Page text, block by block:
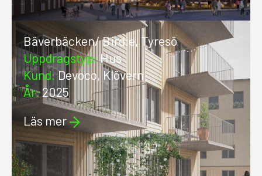
Bäverbäcken/ Birdie, Tyresö
Uppdragstyp: Hus
Kund:Devoco, Klövern
År:2025
Läs mer